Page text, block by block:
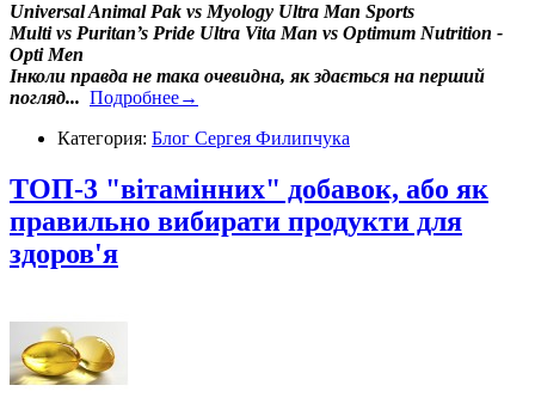
Universal Animal Pak vs Myology Ultra Man Sports
Multi vs Puritan’s Pride Ultra Vita Man vs Optimum Nutrition -
Opti Men
Інколи правда не така очевидна, як здається на перший
погляд... Подробнее→
Категория: Блог Сергея Филипчука
ТОП-3 "вітамінних" добавок, або як
правильно вибирати продукти для
здоров'я